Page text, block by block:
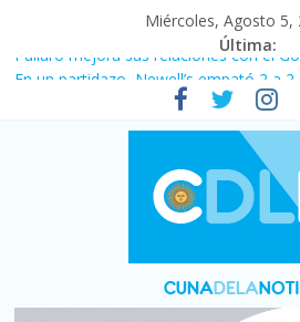
Miércoles, Agosto 5,
Última:
Pullaro mejora sus relaciones con el
En un partidazo, Newell’s empató 2 a
Vacaciones de invierno con más
turístico: 4,6 millones de personas
Fuerte caída de la venta de autos
Central venció 1 a 0 al River de Coudet